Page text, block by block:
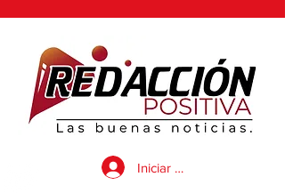
Iniciar sesión